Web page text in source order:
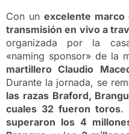
Con unexcelente
transmisión en vivo a
organizada por la
«naming sponsor» de la
martillero Claudio
Durante la jornada, se
las razas Braford,
cuales 32 fueron toros.
superaron los 4